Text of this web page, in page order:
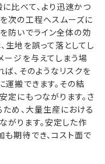
比べて、より迅速かつ
次の工程へスムーズに
防いでライン全体の効
生地を誤って落としてし
ージを与えてしまう場
、そのようなリスクを
運搬できます。その結
定にもつながります。さ
め、大量生産における
ります。安定した作
期待でき、コスト面で